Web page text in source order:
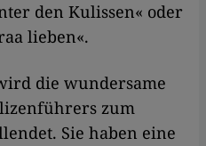
den Kulissen« oder
lieben«.
die wundersame
zum
Sie haben eine